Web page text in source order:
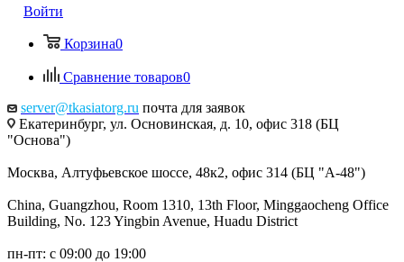
Войти
Корзина0
Сравнение товаров0
server@tkasiatorg.ru почта для заявок
Екатеринбург, ул. Основинская, д. 10, офис 318 (БЦ
"Основа")
Москва, Алтуфьевское шоссе, 48к2, офис 314 (БЦ "А-48")
China, Guangzhou, Room 1310, 13th Floor, Minggaocheng Office
Building, No. 123 Yingbin Avenue, Huadu District
пн-пт: с 09:00 до 19:00